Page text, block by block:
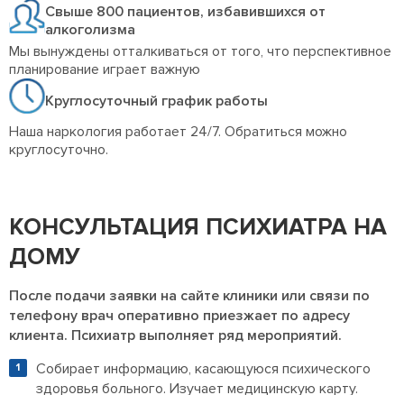
Свыше 800 пациентов, избавившихся от
алкоголизма
Мы вынуждены отталкиваться от того, что перспективное
планирование играет важную
Круглосуточный график работы
Наша наркология работает 24/7. Обратиться можно
круглосуточно.
КОНСУЛЬТАЦИЯ ПСИХИАТРА НА
ДОМУ
После подачи заявки на сайте клиники или связи по
телефону врач оперативно приезжает по адресу
клиента. Психиатр выполняет ряд мероприятий.
Собирает информацию, касающуюся психического
здоровья больного. Изучает медицинскую карту.